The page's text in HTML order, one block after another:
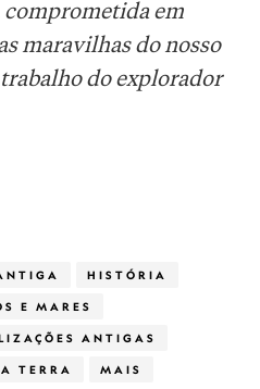
comprometida em
maravilhas do nosso
do explorador
HISTÓRIA
E MARES
ANTIGAS
TERRA MAIS